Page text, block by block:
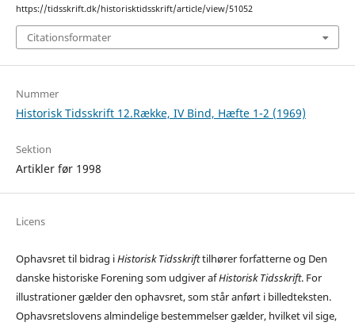
https://tidsskrift.dk/historisktidsskrift/article/view/51052
Citationsformater
Nummer
Historisk Tidsskrift 12.Række, IV Bind, Hæfte 1-2 (1969)
Sektion
Artikler før 1998
Licens
Ophavsret til bidrag iHistorisk Tidsskrifttilhører forfatterne og Den
danske historiske Forening som udgiver afHistorisk Tidsskrift. For
illustrationer gælder den ophavsret, som står anført i billedteksten.
Ophavsretslovens almindelige bestemmelser gælder, hvilket vil sige,